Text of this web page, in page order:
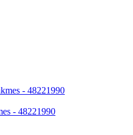
- 48221990